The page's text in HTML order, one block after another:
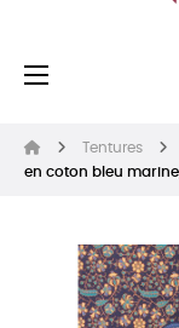
Basculer la
☰
Tentures
en coton bleu